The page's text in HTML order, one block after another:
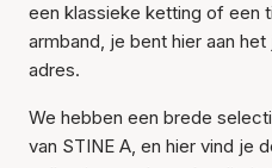
een klassieke ketting of een
armband, je bent hier aan het
adres.
We hebben een brede
van STINE A, en hier vind je